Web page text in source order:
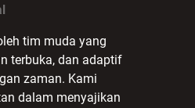
tim muda yang
terbuka, dan adaptif
zaman. Kami
dalam menyajikan